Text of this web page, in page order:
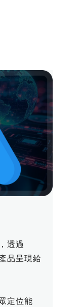
透過
品呈現給
定位能